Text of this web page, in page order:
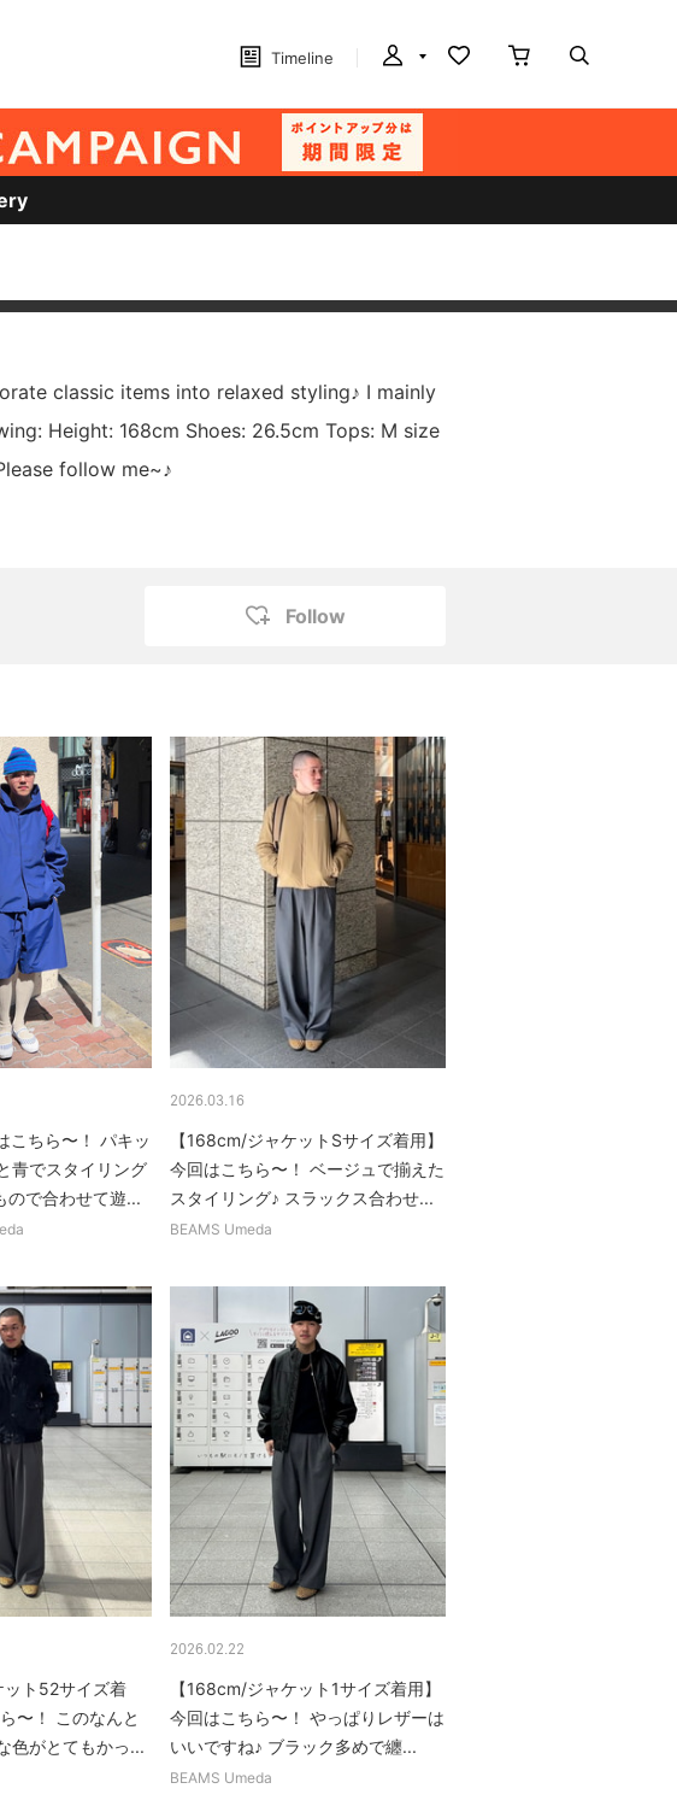
Timeline
classic items into relaxed styling♪ I mainly
Height: 168cm Shoes: 26.5cm Tops: M size
follow me~♪
Follow
こちら〜！ パキッ
青でスタイリング
ので合わせて遊...
2026.03.16
【168cm/ジャケットSサイズ着用】
今回はこちら〜！ ベージュで揃えた
スタイリング♪ スラックス合わせ...
BEAMS Umeda
ット52サイズ着
〜！ このなんと
色がとてもかっ...
2026.02.22
【168cm/ジャケット1サイズ着用】
今回はこちら〜！ やっぱりレザーは
いいですね♪ ブラック多めで纏...
BEAMS Umeda